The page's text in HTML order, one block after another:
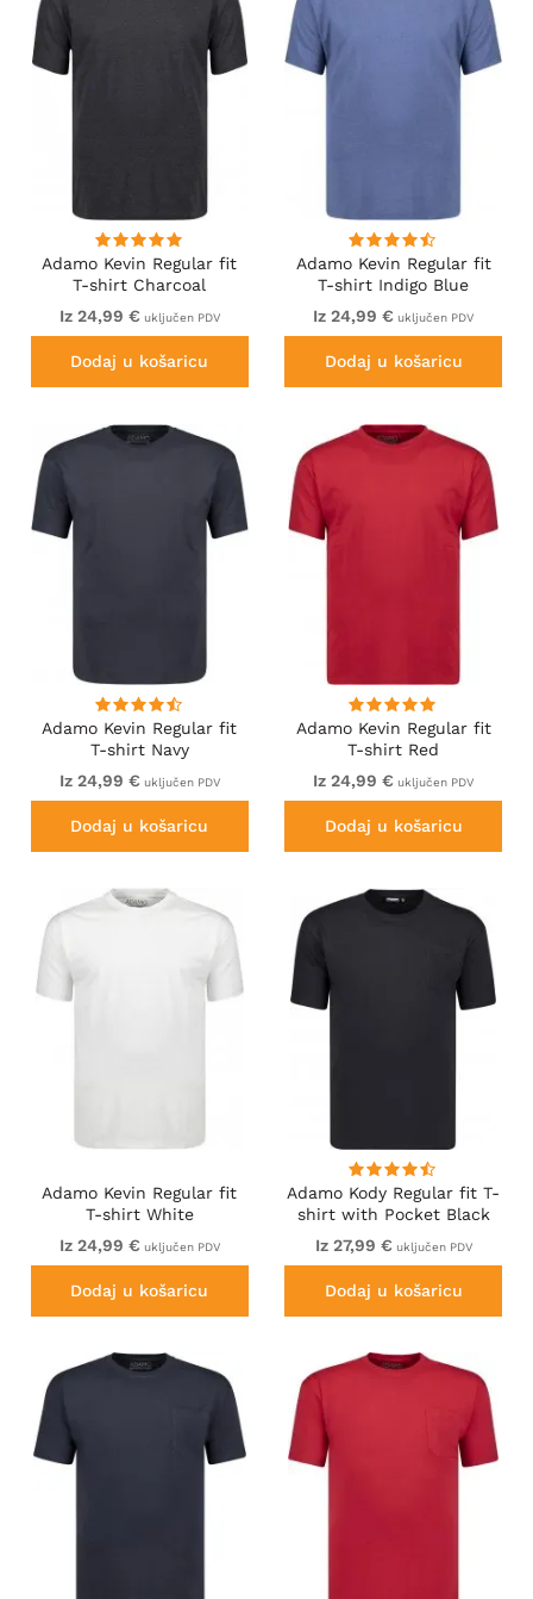
Adamo Kevin Regular fit
T-shirt Charcoal
Iz 24,99 € uključen PDV
Dodaj u košaricu
Adamo Kevin Regular fit
T-shirt Indigo Blue
Iz 24,99 € uključen PDV
Dodaj u košaricu
Adamo Kevin Regular fit
T-shirt Navy
Iz 24,99 € uključen PDV
Dodaj u košaricu
Adamo Kevin Regular fit
T-shirt Red
Iz 24,99 € uključen PDV
Dodaj u košaricu
Adamo Kevin Regular fit
T-shirt White
Iz 24,99 € uključen PDV
Dodaj u košaricu
Adamo Kody Regular fit T-
shirt with Pocket Black
Iz 27,99 € uključen PDV
Dodaj u košaricu